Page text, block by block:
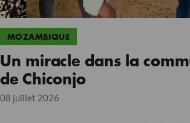
MOZAMBIQUE
Un miracle dans la
de Chiconjo
08 juillet 2026